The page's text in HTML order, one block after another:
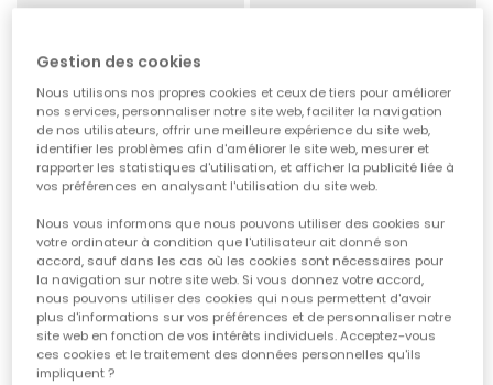
Bermudas azul marino
19,95 €
Bermuda garçon en maille noir
Gestion des cookies
Nous utilisons nos propres cookies et ceux de tiers pour améliorer
nos services, personnaliser notre site web, faciliter la navigation
de nos utilisateurs, offrir une meilleure expérience du site web,
identifier les problèmes afin d'améliorer le site web, mesurer et
rapporter les statistiques d'utilisation, et afficher la publicité liée à
vos préférences en analysant l'utilisation du site web.
Nous vous informons que nous pouvons utiliser des cookies sur
votre ordinateur à condition que l'utilisateur ait donné son
accord, sauf dans les cas où les cookies sont nécessaires pour
la navigation sur notre site web. Si vous donnez votre accord,
nous pouvons utiliser des cookies qui nous permettent d'avoir
plus d'informations sur vos préférences et de personnaliser notre
site web en fonction de vos intérêts individuels. Acceptez-vous
ces cookies et le traitement des données personnelles qu'ils
impliquent ?